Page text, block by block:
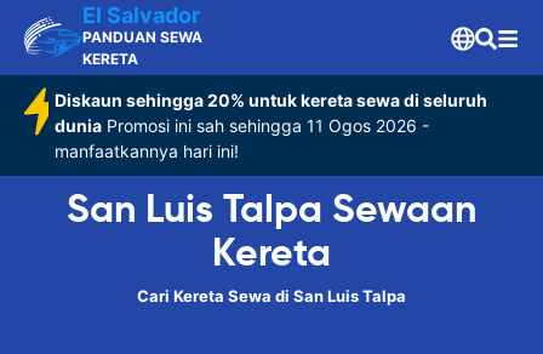
El Salvador
PANDUAN SEWA
KERETA
Diskaun sehingga 20% untuk kereta sewa di seluruh
dunia Promosi ini sah sehingga 11 Ogos 2026 -
manfaatkannya hari ini!
San Luis Talpa Sewaan
Kereta
Cari Kereta Sewa di San Luis Talpa